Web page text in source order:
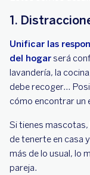
1.
Unificar las
del hogarserá
lavandería, la
debe recoger...
cómo encontrar un
Si tienes
de tenerte en casa
más de lo usual, lo
pareja.